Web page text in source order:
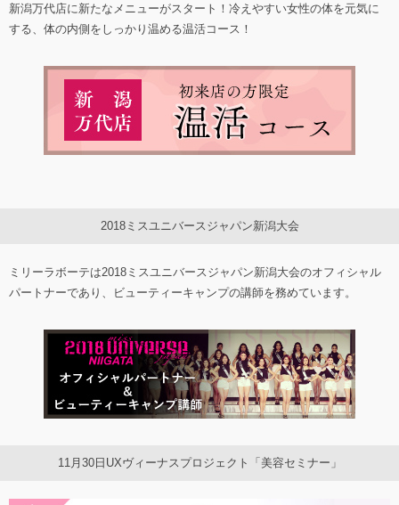
新潟万代店に新たなメニューがスタート！冷えやすい女性の体を元気に
する、体の内側をしっかり温める温活コース！
2018ミスユニバースジャパン新潟大会
ミリーラボーテは2018ミスユニバースジャパン新潟大会のオフィシャル
パートナーであり、ビューティーキャンプの講師を務めています。
11月30日UXヴィーナスプロジェクト「美容セミナー」